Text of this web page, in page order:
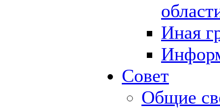
Иная
Совет
Общие